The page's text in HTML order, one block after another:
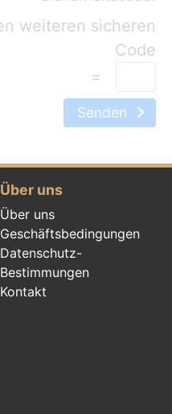
=
Senden
Über uns
Über uns
Geschäftsbedingungen
Datenschutz-
Bestimmungen
Kontakt